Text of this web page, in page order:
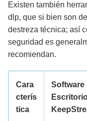
Existen también
dlp, que si bien son
destreza técnica; así
seguridad es
recomiendan.
Cara
cterís
tica
Software